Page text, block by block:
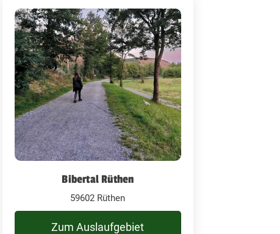
Bibertal Rüthen
59602 Rüthen
Zum Auslaufgebiet